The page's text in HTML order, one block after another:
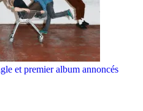
et premier album annoncés